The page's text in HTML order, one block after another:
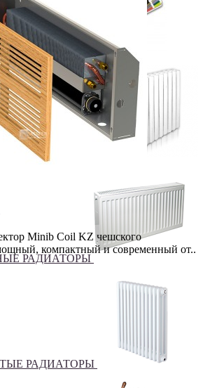
оборудования
ДЛЯ ЗАМЕНЫ
РАДИАТОРЫ
РАДИАТОРЫ
Minib Coil KZ чешского
компактный и современный от..